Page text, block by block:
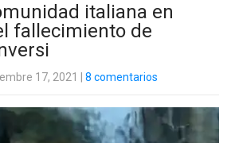
italiana en
fallecimiento de
17, 2021 8 comentarios